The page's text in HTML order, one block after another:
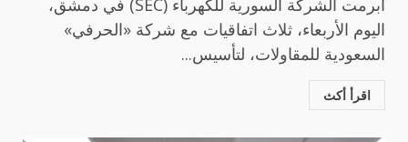
اليوم الأربعاء، ثلاث اتفاقيات مع شركة «الحرفي»
السعودية للمقاولات، لتأسيس...
اقرأ أكث